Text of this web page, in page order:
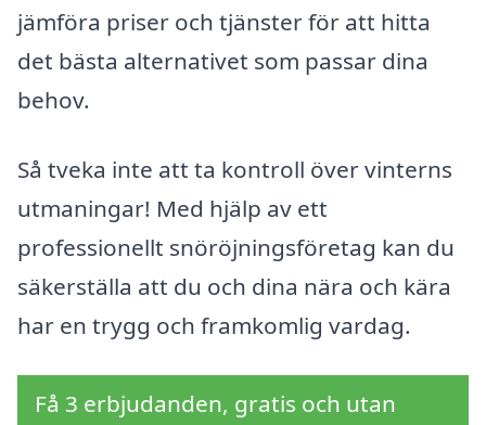
jämföra priser och tjänster för att hitta
det bästa alternativet som passar dina
behov.
Så tveka inte att ta kontroll över vinterns
utmaningar! Med hjälp av ett
professionellt snöröjningsföretag kan du
säkerställa att du och dina nära och kära
har en trygg och framkomlig vardag.
Få 3 erbjudanden, gratis och utan